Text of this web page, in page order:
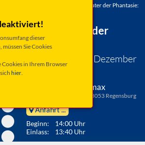
dieser
Sie Cookies
Cookies in Ihrem Browser
hier.
Traumfabrik - Showtheater der Phantasie:
Traumfabrik -
Showtheater der
Phantasie
Donnerstag 31. Dezember
Regensburg, Audimax
Albertus-Magnus-Str. 2, 93053 Regensburg
Anfahrt ...
Beginn: 14:00 Uhr
Einlass: 13:40 Uhr